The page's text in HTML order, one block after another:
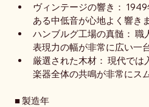
ヴィンテージの響き：
ある中低音が心地よく響き
ハンブルグ工場の真髄：
表現力の幅が非常に広い一
厳選された木材： 現代で
楽器全体の共鳴が非常にス
■ 製造年